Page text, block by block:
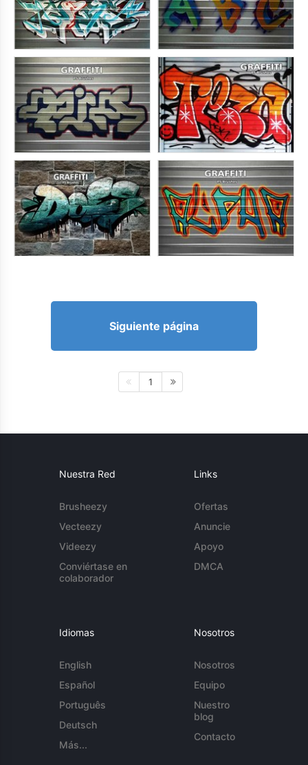
Siguiente página
1
Nuestra Red
Brusheezy
Vecteezy
Videezy
Conviértase en
colaborador
Links
Ofertas
Anuncie
Apoyo
DMCA
Idiomas
English
Español
Português
Deutsch
Más...
Nosotros
Nosotros
Equipo
Nuestro
blog
Contacto